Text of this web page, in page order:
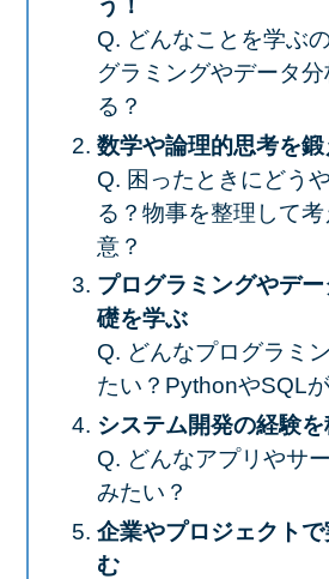
う！
Q. どんなことを学ぶ
グラミングやデータ
る？
数学や論理的思考を鍛
Q. 困ったときにどう
る？物事を整理して
意？
プログラミングやデ
礎を学ぶ
Q. どんなプログラミ
たい？PythonやSQLが
システム開発の経験
Q. どんなアプリやサ
みたい？
企業やプロジェクト
む